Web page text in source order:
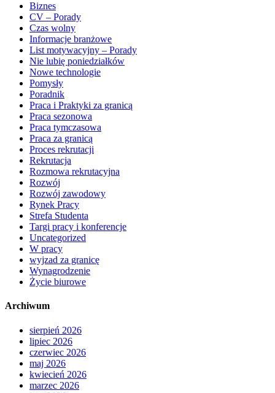
Biznes
CV – Porady
Czas wolny
Informacje branżowe
List motywacyjny – Porady
Nie lubię poniedziałków
Nowe technologie
Pomysły
Poradnik
Praca i Praktyki za granicą
Praca sezonowa
Praca tymczasowa
Praca za granicą
Proces rekrutacji
Rekrutacja
Rozmowa rekrutacyjna
Rozwój
Rozwój zawodowy
Rynek Pracy
Strefa Studenta
Targi pracy i konferencje
Uncategorized
W pracy
wyjzad za granicę
Wynagrodzenie
Życie biurowe
Archiwum
sierpień 2026
lipiec 2026
czerwiec 2026
maj 2026
kwiecień 2026
marzec 2026